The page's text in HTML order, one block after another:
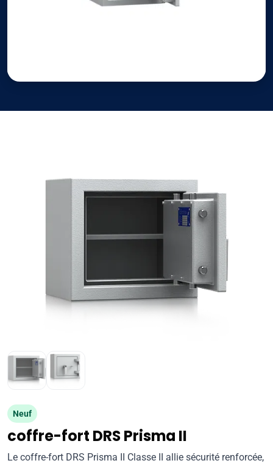
Neuf
coffre-fort DRS Prisma II
Le coffre-fort DRS Prisma II Classe II allie sécurité renforcée,